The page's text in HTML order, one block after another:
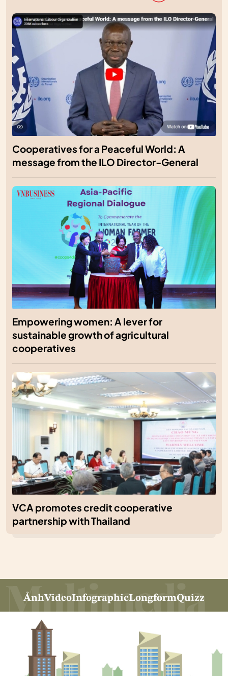
Cooperatives for a Peaceful World: A
message from the ILO Director-General
Empowering women: A lever for
sustainable growth of agricultural
cooperatives
VCA promotes credit cooperative
partnership with Thailand
ẢnhVideoInfographicLongformQuizz